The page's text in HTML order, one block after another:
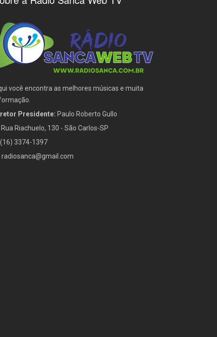
você encontra as melhores músicas e muita
Presidente: Paulo Roberto Gullo
Rua Riachuelo, 130 - São Carlos-SP
3374-1397
radiosanca@gmail.com